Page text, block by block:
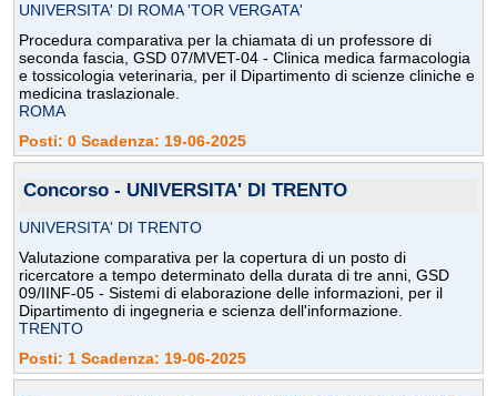
UNIVERSITA' DI ROMA 'TOR VERGATA'
Procedura comparativa per la chiamata di un professore di
seconda fascia, GSD 07/MVET-04 - Clinica medica farmacologia
e tossicologia veterinaria, per il Dipartimento di scienze cliniche e
medicina traslazionale.
ROMA
Posti: 0 Scadenza: 19-06-2025
Concorso - UNIVERSITA' DI TRENTO
UNIVERSITA' DI TRENTO
Valutazione comparativa per la copertura di un posto di
ricercatore a tempo determinato della durata di tre anni, GSD
09/IINF-05 - Sistemi di elaborazione delle informazioni, per il
Dipartimento di ingegneria e scienza dell'informazione.
TRENTO
Posti: 1 Scadenza: 19-06-2025